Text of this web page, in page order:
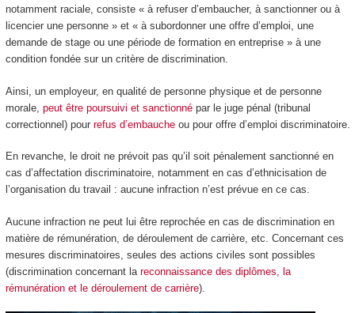
notamment raciale, consiste « à refuser d’embaucher, à sanctionner ou à
licencier une personne » et « à subordonner une offre d’emploi, une
demande de stage ou une période de formation en entreprise » à une
condition fondée sur un critère de discrimination.
Ainsi, un employeur, en qualité de personne physique et de personne
morale, peut être poursuivi et sanctionnépar le juge pénal (tribunal
correctionnel) pour refus d’embaucheou pour offre d’emploi discriminatoire.
En revanche, le droit ne prévoit pas qu’il soit pénalement sanctionné en
cas d’affectation discriminatoire, notamment en cas d’ethnicisation de
l’organisation du travail : aucune infraction n’est prévue en ce cas.
Aucune infraction ne peut lui être reprochée en cas de discrimination en
matière de rémunération, de déroulement de carrière, etc. Concernant ces
mesures discriminatoires, seules des actions civiles sont possibles
(discrimination concernant la reconnaissance des diplômes, la
rémunération et le déroulement de carrière).